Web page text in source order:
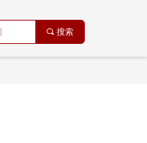
끠 搜索